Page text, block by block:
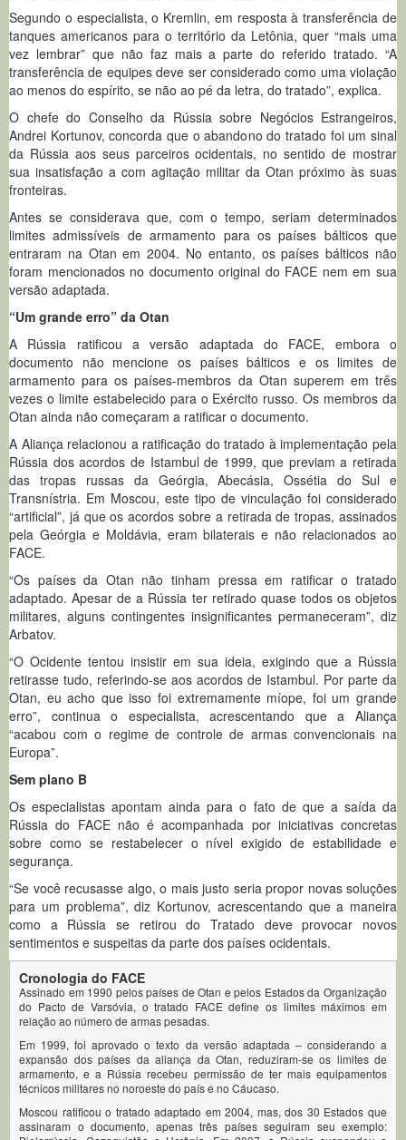
Segundo o especialista, o Kremlin, em resposta à transferência de
tanques americanos para o território da Letônia, quer “mais uma
vez lembrar” que não faz mais a parte do referido tratado. “A
transferência de equipes deve ser considerado como uma violação
ao menos do espírito, se não ao pé da letra, do tratado”, explica.
O chefe do Conselho da Rússia sobre Negócios Estrangeiros,
Andrei Kortunov, concorda que o abandono do tratado foi um sinal
da Rússia aos seus parceiros ocidentais, no sentido de mostrar
sua insatisfação a com agitação militar da Otan próximo às suas
fronteiras.
Antes se considerava que, com o tempo, seriam determinados
limites admissíveis de armamento para os países bálticos que
entraram na Otan em 2004. No entanto, os países bálticos não
foram mencionados no documento original do FACE nem em sua
versão adaptada.
“Um grande erro” da Otan
A Rússia ratificou a versão adaptada do FACE, embora o
documento não mencione os países bálticos e os limites de
armamento para os países-membros da Otan superem em três
vezes o limite estabelecido para o Exército russo. Os membros da
Otan ainda não começaram a ratificar o documento.
A Aliança relacionou a ratificação do tratado à implementação pela
Rússia dos acordos de Istambul de 1999, que previam a retirada
das tropas russas da Geórgia, Abecásia, Ossétia do Sul e
Transnístria. Em Moscou, este tipo de vinculação foi considerado
“artificial”, já que os acordos sobre a retirada de tropas, assinados
pela Geórgia e Moldávia, eram bilaterais e não relacionados ao
FACE.
“Os países da Otan não tinham pressa em ratificar o tratado
adaptado. Apesar de a Rússia ter retirado quase todos os objetos
militares, alguns contingentes insignificantes permaneceram”, diz
Arbatov.
“O Ocidente tentou insistir em sua ideia, exigindo que a Rússia
retirasse tudo, referindo-se aos acordos de Istambul. Por parte da
Otan, eu acho que isso foi extremamente míope, foi um grande
erro”, continua o especialista, acrescentando que a Aliança
“acabou com o regime de controle de armas convencionais na
Europa”.
Sem plano B
Os especialistas apontam ainda para o fato de que a saída da
Rússia do FACE não é acompanhada por iniciativas concretas
sobre como se restabelecer o nível exigido de estabilidade e
segurança.
“Se você recusasse algo, o mais justo seria propor novas soluções
para um problema”, diz Kortunov, acrescentando que a maneira
como a Rússia se retirou do Tratado deve provocar novos
sentimentos e suspeitas da parte dos países ocidentais.
Cronologia do FACE
Assinado em 1990 pelos países de Otan e pelos Estados da Organização
do Pacto de Varsóvia, o tratado FACE define os limites máximos em
relação ao número de armas pesadas.
Em 1999, foi aprovado o texto da versão adaptada – considerando a
expansão dos países da aliança da Otan, reduziram-se os limites de
armamento, e a Rússia recebeu permissão de ter mais equipamentos
técnicos militares no noroeste do país e no Cáucaso.
Moscou ratificou o tratado adaptado em 2004, mas, dos 30 Estados que
assinaram o documento, apenas três países seguiram seu exemplo: